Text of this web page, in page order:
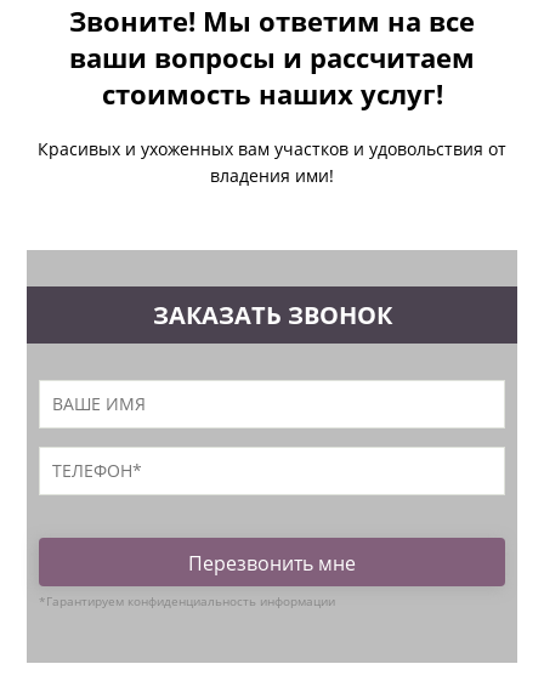
Звоните! Мы ответим на все
ваши вопросы и рассчитаем
стоимость наших услуг!
Красивых и ухоженных вам участков и удовольствия от
владения ими!
ЗАКАЗАТЬ ЗВОНОК
Перезвонить мне
*Гарантируем конфиденциальность информации